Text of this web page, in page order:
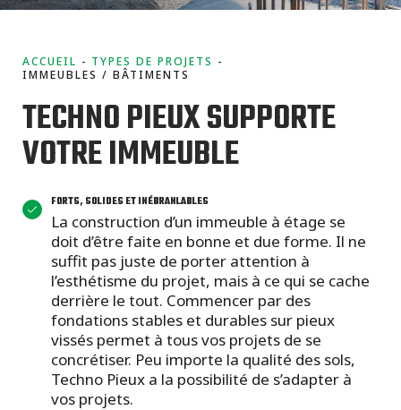
commerciaux
ACCUEIL
TYPES DE PROJETS
IMMEUBLES / BÂTIMENTS
TECHNO PIEUX SUPPORTE
VOTRE IMMEUBLE
FORTS, SOLIDES ET INÉBRANLABLES
La construction d’un immeuble à étage se
doit d’être faite en bonne et due forme. Il ne
suffit pas juste de porter attention à
l’esthétisme du projet, mais à ce qui se cache
derrière le tout. Commencer par des
fondations stables et durables sur pieux
vissés permet à tous vos projets de se
concrétiser. Peu importe la qualité des sols,
Techno Pieux a la possibilité de s’adapter à
vos projets.